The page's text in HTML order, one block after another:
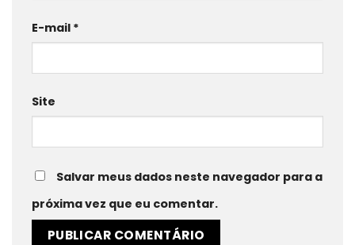
E-mail *
Site
Salvar meus dados neste navegador para a
próxima vez que eu comentar.